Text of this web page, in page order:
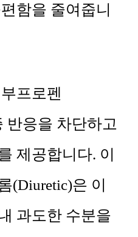
함을 줄여줍니
프로펜
반응을 차단하고
제공합니다. 이
(Diuretic)은 이
과도한 수분을